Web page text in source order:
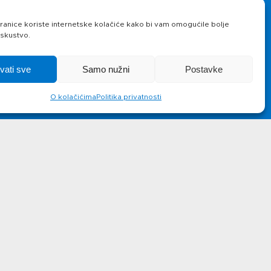
koriste internetske kolačiće kako bi vam omogućile bolje
sve Samo nužni Postavke
O kolačićimaPolitika privatnosti
Novosti Kontakt